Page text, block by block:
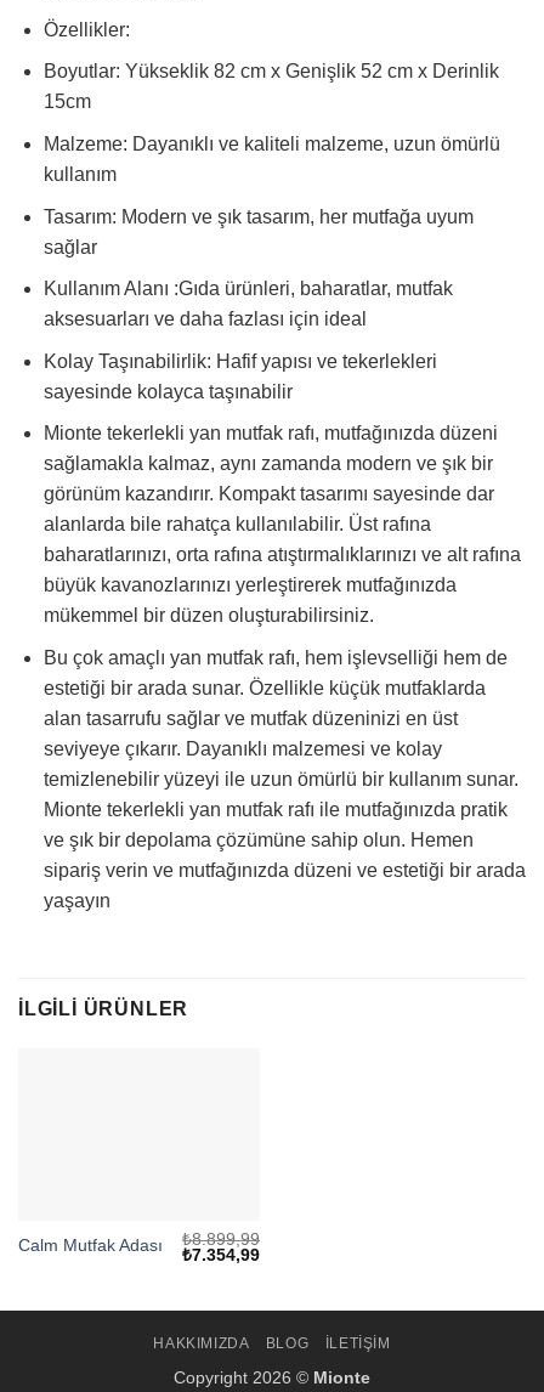
Özellikler:
Boyutlar: Yükseklik 82 cm x Genişlik 52 cm x Derinlik
15cm
Malzeme: Dayanıklı ve kaliteli malzeme, uzun ömürlü
kullanım
Tasarım: Modern ve şık tasarım, her mutfağa uyum
sağlar
Kullanım Alanı :Gıda ürünleri, baharatlar, mutfak
aksesuarları ve daha fazlası için ideal
Kolay Taşınabilirlik: Hafif yapısı ve tekerlekleri
sayesinde kolayca taşınabilir
Mionte tekerlekli yan mutfak rafı, mutfağınızda düzeni
sağlamakla kalmaz, aynı zamanda modern ve şık bir
görünüm kazandırır. Kompakt tasarımı sayesinde dar
alanlarda bile rahatça kullanılabilir. Üst rafına
baharatlarınızı, orta rafına atıştırmalıklarınızı ve alt rafına
büyük kavanozlarınızı yerleştirerek mutfağınızda
mükemmel bir düzen oluşturabilirsiniz.
Bu çok amaçlı yan mutfak rafı, hem işlevselliği hem de
estetiği bir arada sunar. Özellikle küçük mutfaklarda
alan tasarrufu sağlar ve mutfak düzeninizi en üst
seviyeye çıkarır. Dayanıklı malzemesi ve kolay
temizlenebilir yüzeyi ile uzun ömürlü bir kullanım sunar.
Mionte tekerlekli yan mutfak rafı ile mutfağınızda pratik
ve şık bir depolama çözümüne sahip olun. Hemen
sipariş verin ve mutfağınızda düzeni ve estetiği bir arada
yaşayın
İLGILI ÜRÜNLER
Calm Mutfak Adası ₺8.899,99
Orijinal
₺7.354,99Şu
HAKKIMIZDA BLOG İLETIŞIM
Copyright 2026 © Mionte